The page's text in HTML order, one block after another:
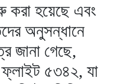
হয়েছে এবং
অনুসন্ধানে
গেছে,
ফ্লাইট ৫৩৪২, যা